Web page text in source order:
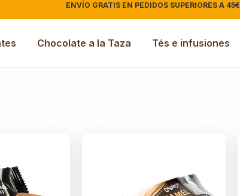
ENVÍO GRATIS EN PEDIDOS SUPERIORES A 45€
Chocolate a la Taza Tés e infusiones